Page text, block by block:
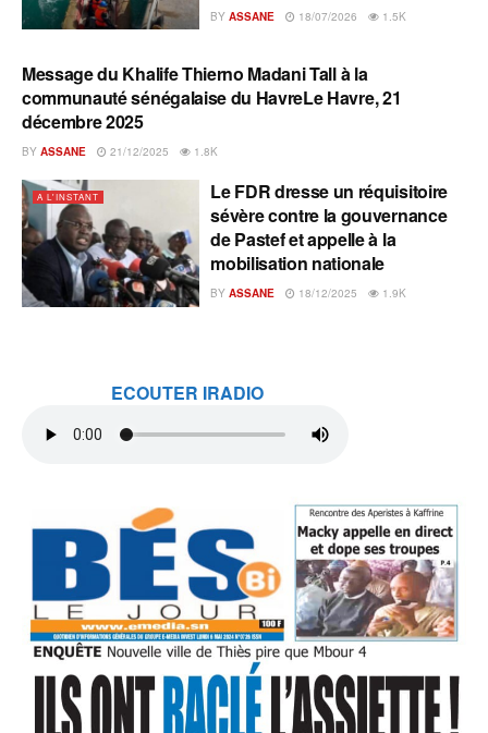
BY ASSANE 18/07/2026 1.5K
A L'INSTANT
Message du Khalife Thierno Madani Tall à la
communauté sénégalaise du HavreLe Havre, 21
décembre 2025
BY ASSANE 21/12/2025 1.8K
A L'INSTANT
Le FDR dresse un réquisitoire
sévère contre la gouvernance
de Pastef et appelle à la
mobilisation nationale
BY ASSANE 18/12/2025 1.9K
ECOUTER IRADIO